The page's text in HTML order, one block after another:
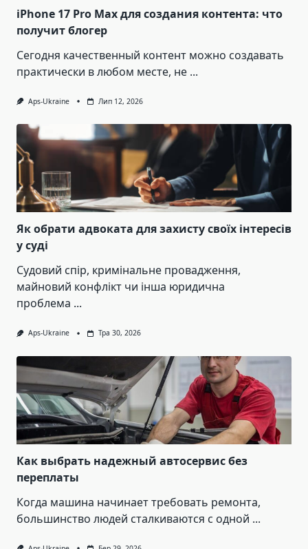
iPhone 17 Pro Max для создания контента: что
получит блогер
Сегодня качественный контент можно создавать
практически в любом месте, не ...
Aps-Ukraine Лип 12, 2026
Як обрати адвоката для захисту своїх інтересів
у суді
Судовий спір, кримінальне провадження,
майновий конфлікт чи інша юридична
проблема ...
Aps-Ukraine Тра 30, 2026
Как выбрать надежный автосервис без
переплаты
Когда машина начинает требовать ремонта,
большинство людей сталкиваются с одной ...